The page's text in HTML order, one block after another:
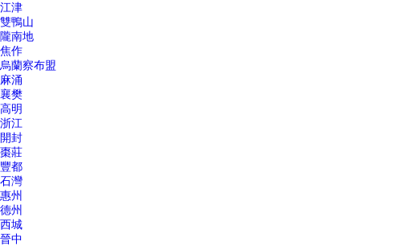
江津
雙鴨山
隴南地
焦作
烏蘭察布盟
麻涌
襄樊
高明
浙江
開封
棗莊
豐都
石灣
惠州
德州
西城
晉中